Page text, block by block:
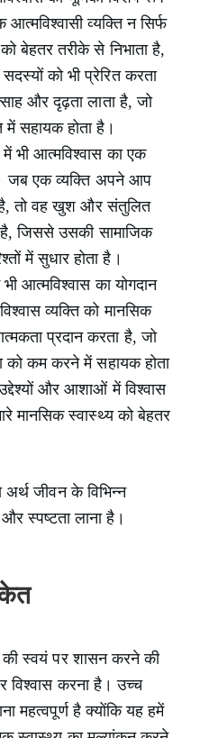
व्यक्ति न सिर्फ
को बेहतर तरीके से निभाता है,
को भी प्रेरित करता
और दृढ़ता लाता है, जो
में सहायक होता है।
में भी आत्मविश्वास का एक
जब एक व्यक्ति अपने आप
है, तो वह खुश और संतुलित
है, जिससे उसकी सामाजिक
में सुधार होता है।
आत्मविश्वास का योगदान
व्यक्ति को मानसिक
प्रदान करता है, जो
को कम करने में सहायक होता
और आशाओं में विश्वास
मानसिक स्वास्थ्य को बेहतर
जीवन के विभिन्न
स्पष्टता लाना है।
की स्वयं पर शासन करने की
विश्वास करना है। उच्च
महत्वपूर्ण है क्योंकि यह हमें